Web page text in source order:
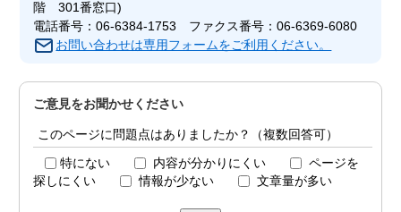
階 301番窓口)
電話番号：06-6384-1753 ファクス番号：06-6369-6080
お問い合わせは専用フォームをご利用ください。
ご意見をお聞かせください
このページに問題点はありましたか？（複数回答可）
特にない 内容が分かりにくい
ページを
探しにくい
情報が少ない 文章量が多い